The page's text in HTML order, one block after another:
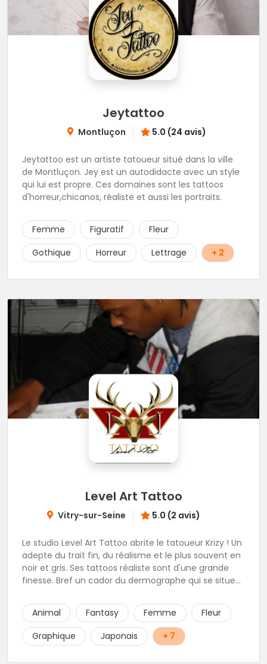
Jeytattoo
Montluçon 5.0 (24 avis)
Jeytattoo est un artiste tatoueur situé dans la ville
de Montluçon. Jey est un autodidacte avec un style
qui lui est propre. Ces domaines sont les tattoos
d'horreur,chicanos, réaliste et aussi les portraits.
Femme Figuratif
Fleur
Gothique
Horreur Lettrage + 2
Level Art Tattoo
Vitry-sur-Seine 5.0 (2 avis)
Le studio Level Art Tattoo abrite le tatoueur Krizy ! Un
adepte du trait fin, du réalisme et le plus souvent en
noir et gris. Ses tattoos réaliste sont d'une grande
finesse. Bref un cador du dermographe qui se situe
Animal
Fantasy Femme
Fleur
Graphique
Japonais + 7